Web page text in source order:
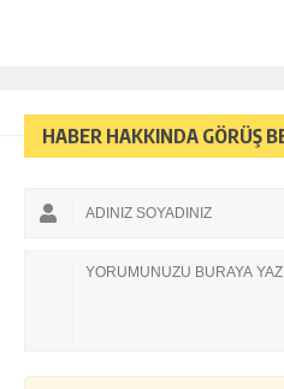
HABER HAKKINDA GÖRÜŞ